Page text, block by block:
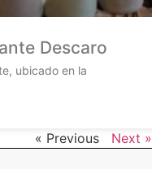
Descaro
ubicado en la
« Previous Next »